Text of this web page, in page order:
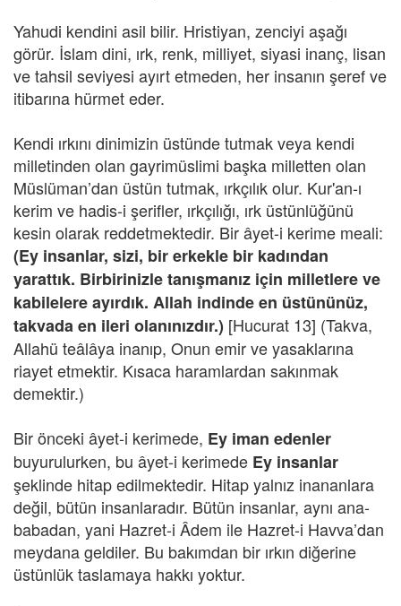
Yahudi kendini asil bilir. Hristiyan, zenciyi aşağı
görür. İslam dini, ırk, renk, milliyet, siyasi inanç, lisan
ve tahsil seviyesi ayırt etmeden, her insanın şeref ve
itibarına hürmet eder.
Kendi ırkını dinimizin üstünde tutmak veya kendi
milletinden olan gayrimüslimi başka milletten olan
Müslüman’dan üstün tutmak, ırkçılık olur. Kur'an-ı
kerim ve hadis-i şerifler, ırkçılığı, ırk üstünlüğünü
kesin olarak reddetmektedir. Bir âyet-i kerime meali:
(Ey insanlar, sizi, bir erkekle bir kadından
yarattık. Birbirinizle tanışmanız için milletlere ve
kabilelere ayırdık. Allah indinde en üstününüz,
takvada en ileri olanınızdır.) [Hucurat 13] (Takva,
Allahü teâlâya inanıp, Onun emir ve yasaklarına
riayet etmektir. Kısaca haramlardan sakınmak
demektir.)
Bir önceki âyet-i kerimede, Ey iman edenler
buyurulurken, bu âyet-i kerimede Ey insanlar
şeklinde hitap edilmektedir. Hitap yalnız inananlara
değil, bütün insanlaradır. Bütün insanlar, aynı ana-
babadan, yani Hazret-i Âdem ile Hazret-i Havva’dan
meydana geldiler. Bu bakımdan bir ırkın diğerine
üstünlük taslamaya hakkı yoktur.